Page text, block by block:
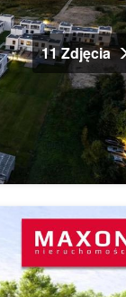
11 Zdjęcia